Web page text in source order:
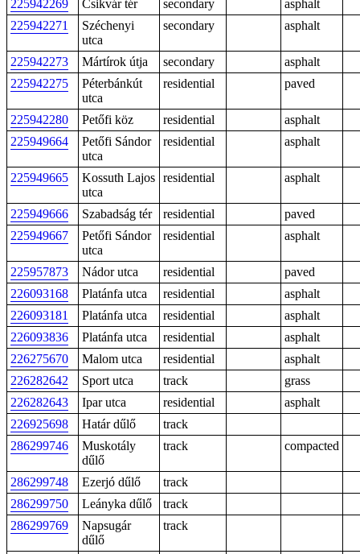
225942269 Csikvár tér secondary
asphalt
225942271
Széchenyi
utca
secondary asphalt
225942273 Mártírok útja secondary
asphalt
225942275
Péterbánkút
utca
residential paved
225942280 Petőfi köz residential
asphalt
225949664
Petőfi Sándor
utca
residential asphalt
225949665
Kossuth Lajos
utca
residential asphalt
225949666 Szabadság tér residential
paved
225949667
Petőfi Sándor
utca
residential asphalt
225957873 Nádor utca residential
paved
226093168
Platánfa utca residential
asphalt
226093181
Platánfa utca residential
asphalt
226093836
Platánfa utca residential
asphalt
226275670
Malom utca residential
asphalt
226282642
Sport utca track
grass
226282643
Ipar utca residential
asphalt
226925698
Határ dűlő
track
286299746
Muskotály
dűlő
track compacted
286299748 Ezerjó dűlő
track
286299750
Leányka dűlő
track
286299769
Napsugár
dűlő
track